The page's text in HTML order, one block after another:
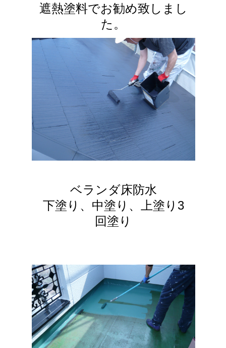
遮熱塗料でお勧め致しまし
た。
ベランダ床防水
下塗り、中塗り、上塗り3
回塗り